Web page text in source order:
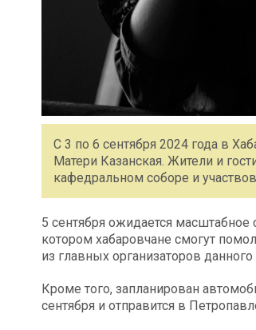
С 3 по 6 сентября 2024 года в
Матери Казанская. Жители и
кафедральном соборе и
5 сентября ожидается
котором хабаровчане смогут
из главных организаторов
Кроме того, запланирован
сентября и отправится в